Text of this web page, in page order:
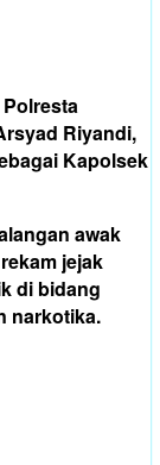
Riyandi,
Kapolsek
awak
jejak
di bidang
narkotika.